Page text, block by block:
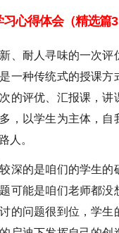
心得体会（精选篇3
、耐人寻味的一次评
一种传统式的授课
的评优、汇报课，
，以学生为主体，自
人。
深的是咱们的学生的
可能是咱们老师都没
的问题很到位，学